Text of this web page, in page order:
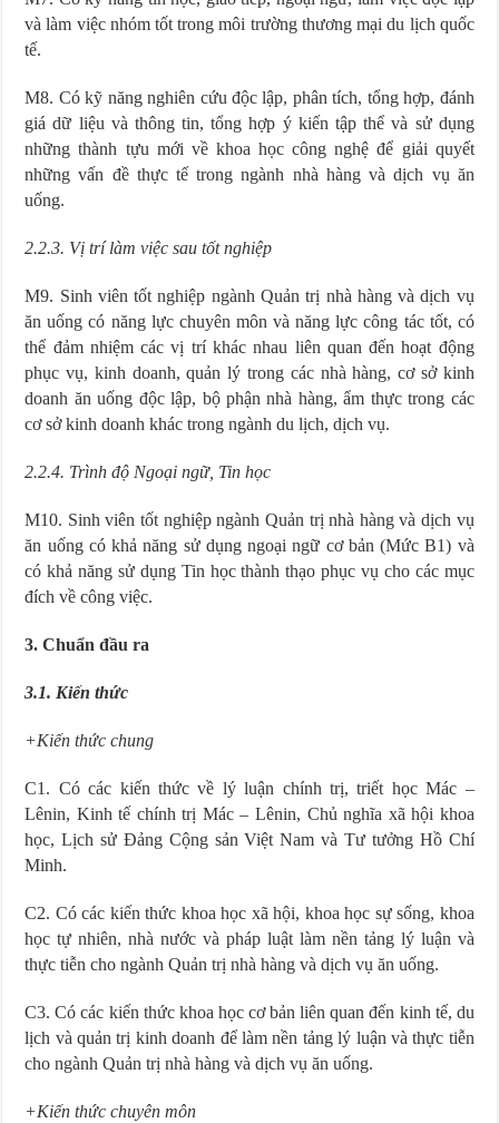
và làm việc nhóm tốt trong môi trường thương mại du lịch quốc
tế.
M8. Có kỹ năng nghiên cứu độc lập, phân tích, tổng hợp, đánh
giá dữ liệu và thông tin, tổng hợp ý kiến tập thể và sử dụng
những thành tựu mới về khoa học công nghệ để giải quyết
những vấn đề thực tế trong ngành nhà hàng và dịch vụ ăn
uống.
2.2.3. Vị trí làm việc sau tốt nghiệp
M9. Sinh viên tốt nghiệp ngành Quản trị nhà hàng và dịch vụ
ăn uống có năng lực chuyên môn và năng lực công tác tốt, có
thể đảm nhiệm các vị trí khác nhau liên quan đến hoạt động
phục vụ, kinh doanh, quản lý trong các nhà hàng, cơ sở kinh
doanh ăn uống độc lập, bộ phận nhà hàng, ẩm thực trong các
cơ sở kinh doanh khác trong ngành du lịch, dịch vụ.
2.2.4. Trình độ Ngoại ngữ, Tin học
M10. Sinh viên tốt nghiệp ngành Quản trị nhà hàng và dịch vụ
ăn uống có khả năng sử dụng ngoại ngữ cơ bản (Mức B1) và
có khả năng sử dụng Tin học thành thạo phục vụ cho các mục
đích về công việc.
3. Chuẩn đầu ra
3.1. Kiến thức
+Kiến thức chung
C1. Có các kiến thức về lý luận chính trị, triết học Mác –
Lênin, Kinh tế chính trị Mác – Lênin, Chủ nghĩa xã hội khoa
học, Lịch sử Đảng Cộng sản Việt Nam và Tư tưởng Hồ Chí
Minh.
C2. Có các kiến thức khoa học xã hội, khoa học sự sống, khoa
học tự nhiên, nhà nước và pháp luật làm nền tảng lý luận và
thực tiễn cho ngành Quản trị nhà hàng và dịch vụ ăn uống.
C3. Có các kiến thức khoa học cơ bản liên quan đến kinh tế, du
lịch và quản trị kinh doanh để làm nền tảng lý luận và thực tiễn
cho ngành Quản trị nhà hàng và dịch vụ ăn uống.
+Kiến thức chuyên môn